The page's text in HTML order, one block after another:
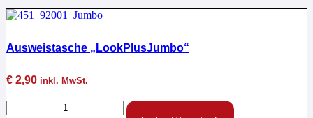
Ausweistasche „LookPlusJumbo“
€ 2,90 inkl. MwSt.
Ausweistasche